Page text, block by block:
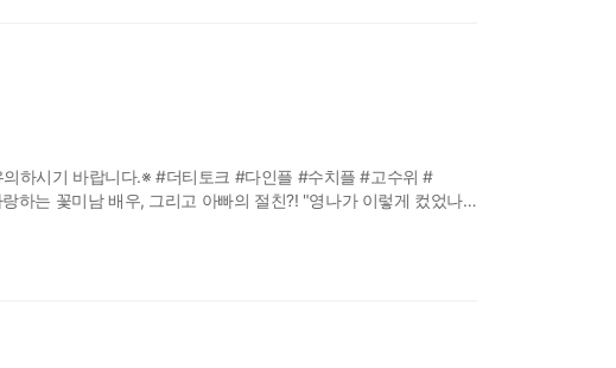
하시기 바랍니다.※ #더티토크 #다인플 #수치플 #고수위 #
하는 꽃미남 배우, 그리고 아빠의 절친?! "영나가 이렇게 컸었나?"
... 절대 들켜선 안 될, 짜